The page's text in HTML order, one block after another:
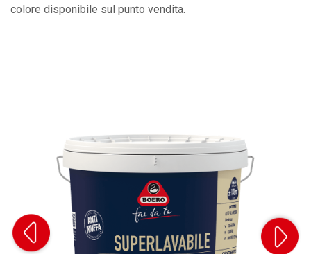
colore disponibile sul punto vendita.